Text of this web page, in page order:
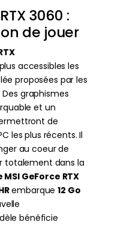
3060 :
de jouer
accessibles les
proposées par les
graphismes
et un
de
les plus récents. Il
au coeur de
totalement dans la
GeForce RTX
embarque12 Go
bénéficie